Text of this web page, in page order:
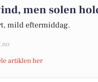
men solen
mild eftermiddag.
artiklen her